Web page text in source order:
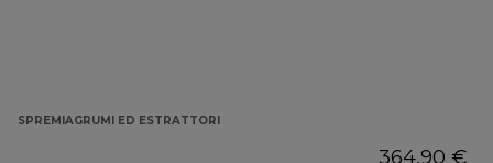
SPREMIAGRUMI ED ESTRATTORI
364,90 €